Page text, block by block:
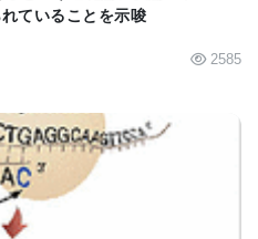
ていることを示唆
2585